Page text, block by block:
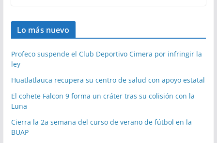
Lo más nuevo
Profeco suspende el Club Deportivo Cimera por infringir la
ley
Huatlatlauca recupera su centro de salud con apoyo estatal
El cohete Falcon 9 forma un cráter tras su colisión con la
Luna
Cierra la 2a semana del curso de verano de fútbol en la
BUAP